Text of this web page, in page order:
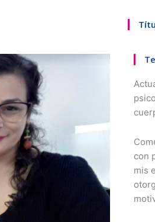
con
mis